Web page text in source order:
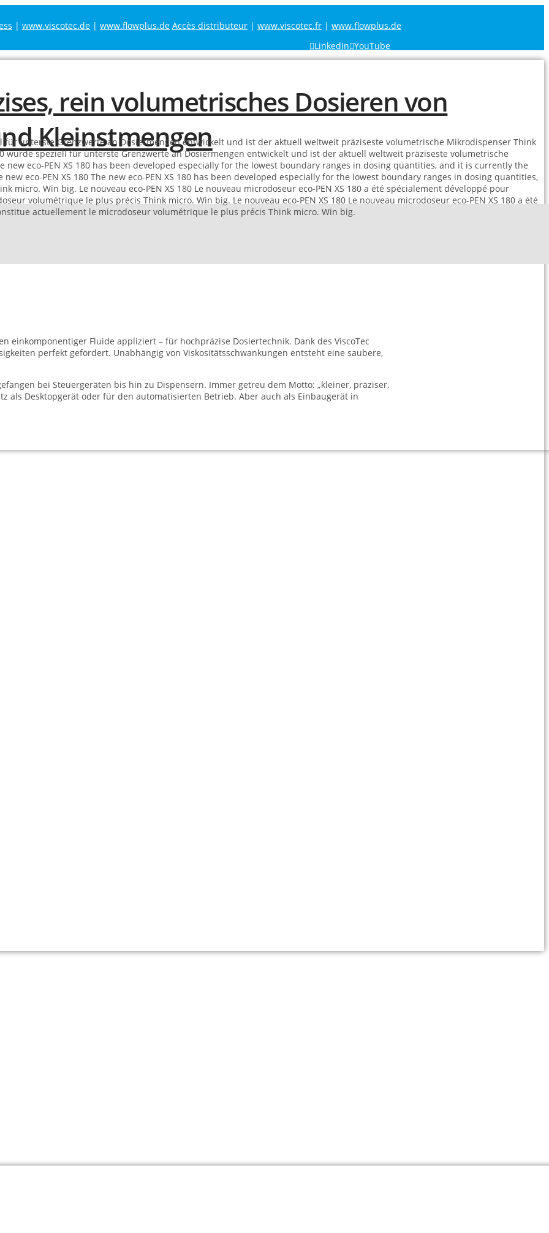
| www.viscotec.de | www.flowplus.de Accès distributeur | www.viscotec.fr | www.flowplus.de
LinkedIn YouTube
für unterste Grenzwerte an Dosiermengen entwickelt und ist der aktuell weltweit präziseste volumetrische Mikrodispenser Think
wurde speziell für unterste Grenzwerte an Dosiermengen entwickelt und ist der aktuell weltweit präziseste volumetrische
new eco-PEN XS 180 has been developed especially for the lowest boundary ranges in dosing quantities, and it is currently the
new eco-PEN XS 180 The new eco-PEN XS 180 has been developed especially for the lowest boundary ranges in dosing quantities,
micro. Win big. Le nouveau eco-PEN XS 180 Le nouveau microdoseur eco-PEN XS 180 a été spécialement développé pour
volumétrique le plus précis Think micro. Win big. Le nouveau eco-PEN XS 180 Le nouveau microdoseur eco-PEN XS 180 a été
actuellement le microdoseur volumétrique le plus précis Think micro. Win big.
einkomponentiger Fluide appliziert – für hochpräzise Dosiertechnik. Dank des ViscoTec
perfekt gefördert. Unabhängig von Viskositätsschwankungen entsteht eine saubere,
bei Steuergeräten bis hin zu Dispensern. Immer getreu dem Motto: „kleiner, präziser,
als Desktopgerät oder für den automatisierten Betrieb. Aber auch als Einbaugerät in